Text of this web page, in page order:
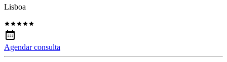
Lisboa
Agendar consulta